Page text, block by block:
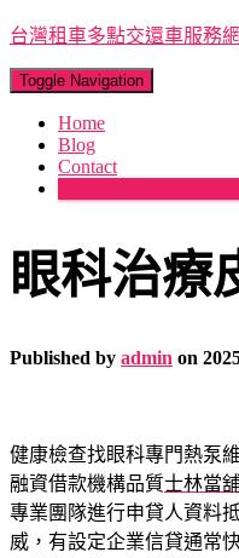
台灣租車多點交還車服務網
Toggle Navigation
Home
Blog
Contact
眼科治療
Published by admin on
健康檢查找眼科專門熱泵
融資借款機構品質士林當
專業團隊進行申貸人資料
威，有設定企業信貸通常